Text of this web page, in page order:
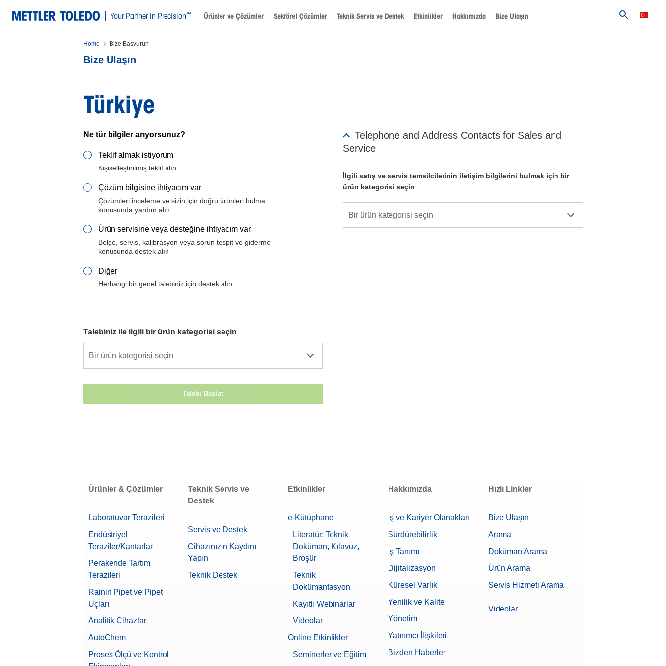
Your Partner in Precision™ Ürünler ve Çözümler Sektörel Çözümler Teknik Servis ve Destek Etkinlikler Hakkımızda Bize Ulaşın
Home Bize Başvurun
Bize Ulaşın
Türkiye
Ne tür bilgiler arıyorsunuz?
Teklif almak istiyorum
Kişiselleştirilmiş teklif alın
Çözüm bilgisine ihtiyacım var
Çözümleri inceleme ve sizin için doğru ürünleri bulma
konusunda yardım alın
Ürün servisine veya desteğine ihtiyacım var
Belge, servis, kalibrasyon veya sorun tespit ve giderme
konusunda destek alın
Diğer
Herhangi bir genel talebiniz için destek alın
Talebiniz ile ilgili bir ürün kategorisi seçin
Bir ürün kategorisi seçin
Talebi Başlat
Telephone and Address Contacts for Sales and
Service
İlgili satış ve servis temsilcilerinin iletişim bilgilerini bulmak için bir
ürün kategorisi seçin
Bir ürün kategorisi seçin
Ürünler & Çözümler
Laboratuvar Terazileri
Endüstriyel
Teraziler/Kantarlar
Perakende Tartım
Terazileri
Rainin Pipet ve Pipet
Uçları
Analitik Cihazlar
AutoChem
Proses Ölçü ve Kontrol
Teknik Servis ve
Destek
Servis ve Destek
Cihazınızın Kaydını
Yapın
Teknik Destek
Etkinlikler
e-Kütüphane
Literatür: Teknik
Doküman, Kılavuz,
Broşür
Teknik
Dokümantasyon
Kayıtlı Webinarlar
Videolar
Online Etkinlikler
Seminerler ve Eğitim
Hakkımızda
İş ve Kariyer Olanakları
Sürdürebilirlik
İş Tanımı
Dijitalizasyon
Küresel Varlık
Yenilik ve Kalite
Yönetim
Yatırımcı İlişkileri
Bizden Haberler
Hızlı Linkler
Bize Ulaşın
Arama
Doküman Arama
Ürün Arama
Servis Hizmeti Arama
Videolar